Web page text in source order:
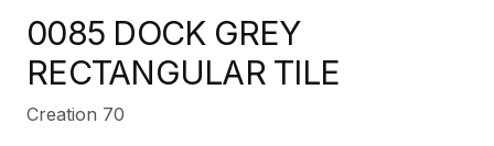
0085 DOCK GREY
RECTANGULAR TILE
Creation 70